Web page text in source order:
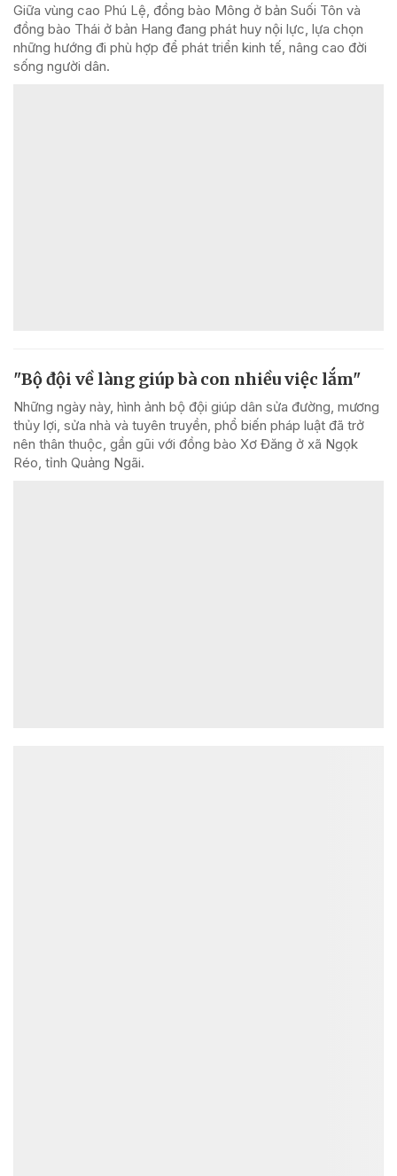
Giữa vùng cao Phú Lệ, đồng bào Mông ở bản Suối Tôn và
đồng bào Thái ở bản Hang đang phát huy nội lực, lựa chọn
những hướng đi phù hợp để phát triển kinh tế, nâng cao đời
sống người dân.
"Bộ đội về làng giúp bà con nhiều việc lắm"
Những ngày này, hình ảnh bộ đội giúp dân sửa đường, mương
thủy lợi, sửa nhà và tuyên truyền, phổ biến pháp luật đã trở
nên thân thuộc, gần gũi với đồng bào Xơ Đăng ở xã Ngọk
Réo, tỉnh Quảng Ngãi.